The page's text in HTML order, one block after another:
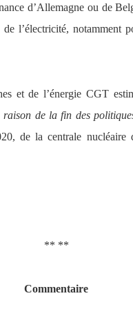
d’Allemagne ou de
l’électricité, notamment
et de l’énergie CGT
raison de la fin des
de la centrale nucléaire
** **
Commentaire